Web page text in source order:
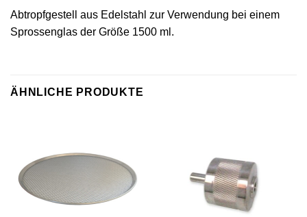
Abtropfgestell aus Edelstahl zur Verwendung bei einem
Sprossenglas der Größe 1500 ml.
ÄHNLICHE PRODUKTE